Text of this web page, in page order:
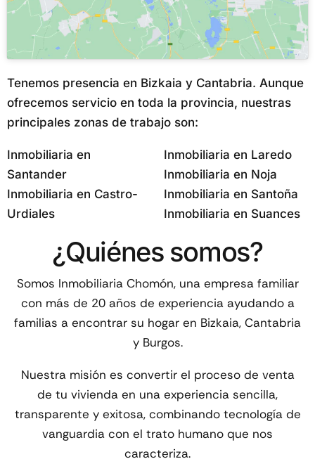
Tenemos presencia en Bizkaia y Cantabria. Aunque
ofrecemos servicio en toda la provincia, nuestras
principales zonas de trabajo son:
Inmobiliaria en
Santander
Inmobiliaria en Castro-
Urdiales
Inmobiliaria en Laredo
Inmobiliaria en Noja
Inmobiliaria en Santoña
Inmobiliaria en Suances
¿Quiénes somos?
Somos Inmobiliaria Chomón, una empresa familiar
con más de 20 años de experienciaayudando a
familias a encontrar su hogar en Bizkaia, Cantabria
y Burgos.
Nuestra misión es convertir el proceso de venta
de tu vivienda en una experiencia sencilla,
transparente y exitosa, combinando tecnología de
vanguardia con el trato humano que nos
caracteriza.